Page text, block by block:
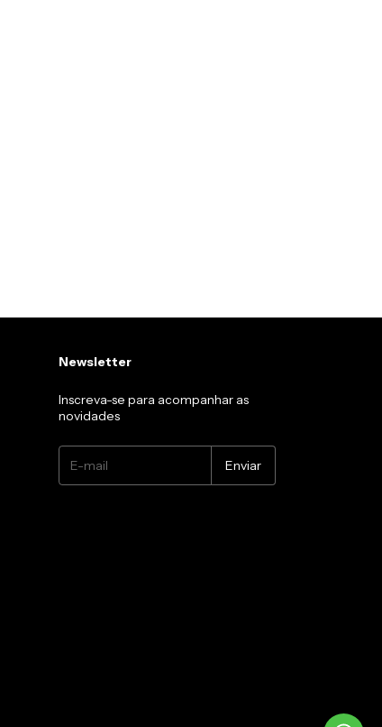
Newsletter
Inscreva-se para acompanhar as
novidades